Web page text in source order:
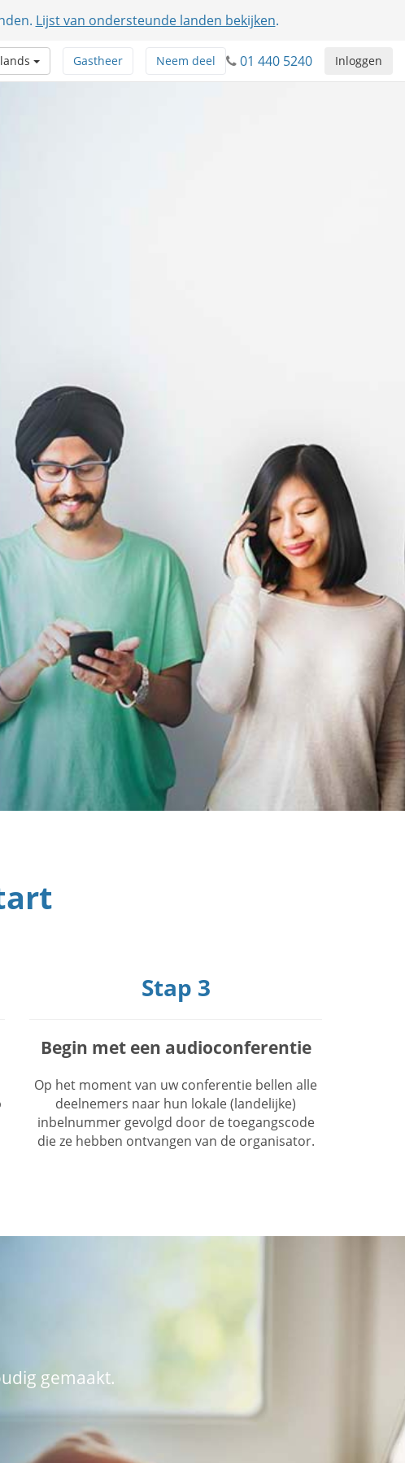
Lijst van ondersteunde landen bekijken.
Inloggen
01 440 5240
Neem deel
Gastheer
Stap 3
Begin met een audioconferentie
Op het moment van uw conferentie bellen alle
deelnemers naar hun lokale (landelijke)
inbelnummer gevolgd door de toegangscode
die ze hebben ontvangen van de organisator.
gemaakt.